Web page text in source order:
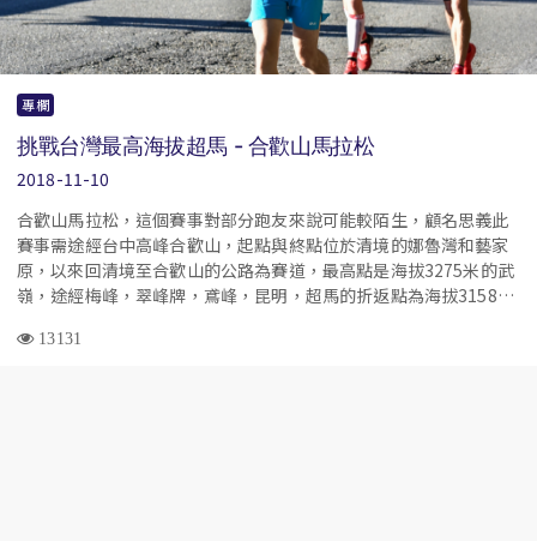
專欄
挑戰台灣最高海拔超馬 - 合歡山馬拉松
2018-11-10
合歡山馬拉松，這個賽事對部分跑友來說可能較陌生，顧名思義此
賽事需途經台中高峰合歡山，起點與終點位於清境的娜魯灣和藝家
原，以來回清境至合歡山的公路為賽道，最高點是海拔3275米的武
嶺，途經梅峰，翠峰牌，鳶峰，昆明，超馬的折返點為海拔3158米
13131